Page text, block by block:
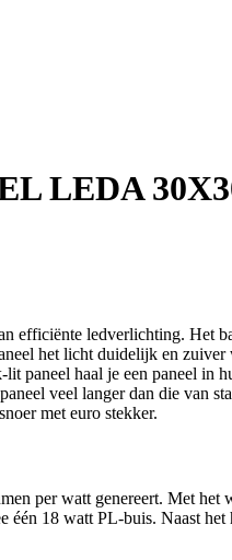
LEDA
efficiënte ledverlichting. Het
het licht duidelijk en
paneel haal je een paneel
veel langer dan die van
met euro stekker.
per watt genereert. Met
18 watt PL-buis. Naast